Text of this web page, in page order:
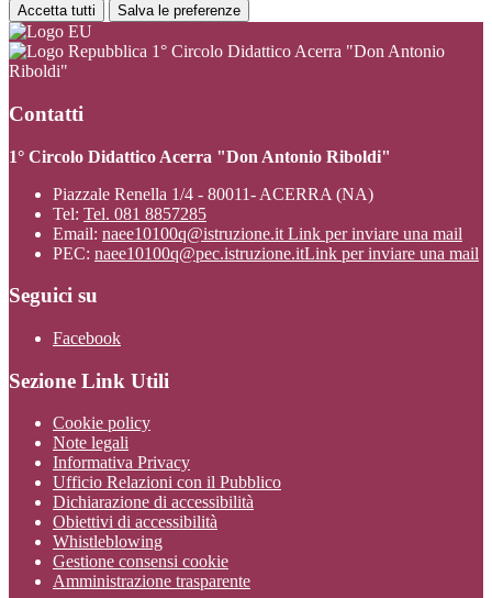
Accetta tutti Salva le preferenze
1° Circolo Didattico Acerra "Don Antonio
Riboldi"
Contatti
1° Circolo Didattico Acerra "Don Antonio Riboldi"
Piazzale Renella 1/4 - 80011- ACERRA (NA)
Tel: Tel. 081 8857285
Email: naee10100q@istruzione.it Link per inviare una mail
PEC: naee10100q@pec.istruzione.itLink per inviare una mail
Seguici su
Facebook
Sezione Link Utili
Cookie policy
Note legali
Informativa Privacy
Ufficio Relazioni con il Pubblico
Dichiarazione di accessibilità
Obiettivi di accessibilità
Whistleblowing
Gestione consensi cookie
Amministrazione trasparente